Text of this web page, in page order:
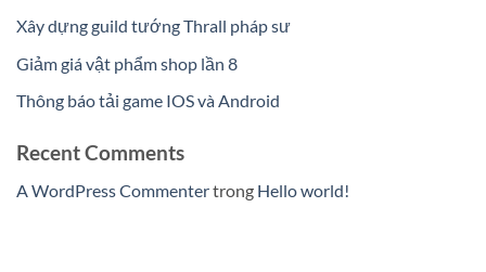
Xây dựng guild tướng Thrall pháp sư
Giảm giá vật phẩm shop lần 8
Thông báo tải game IOS và Android
Recent Comments
A WordPress Commentertrong Hello world!